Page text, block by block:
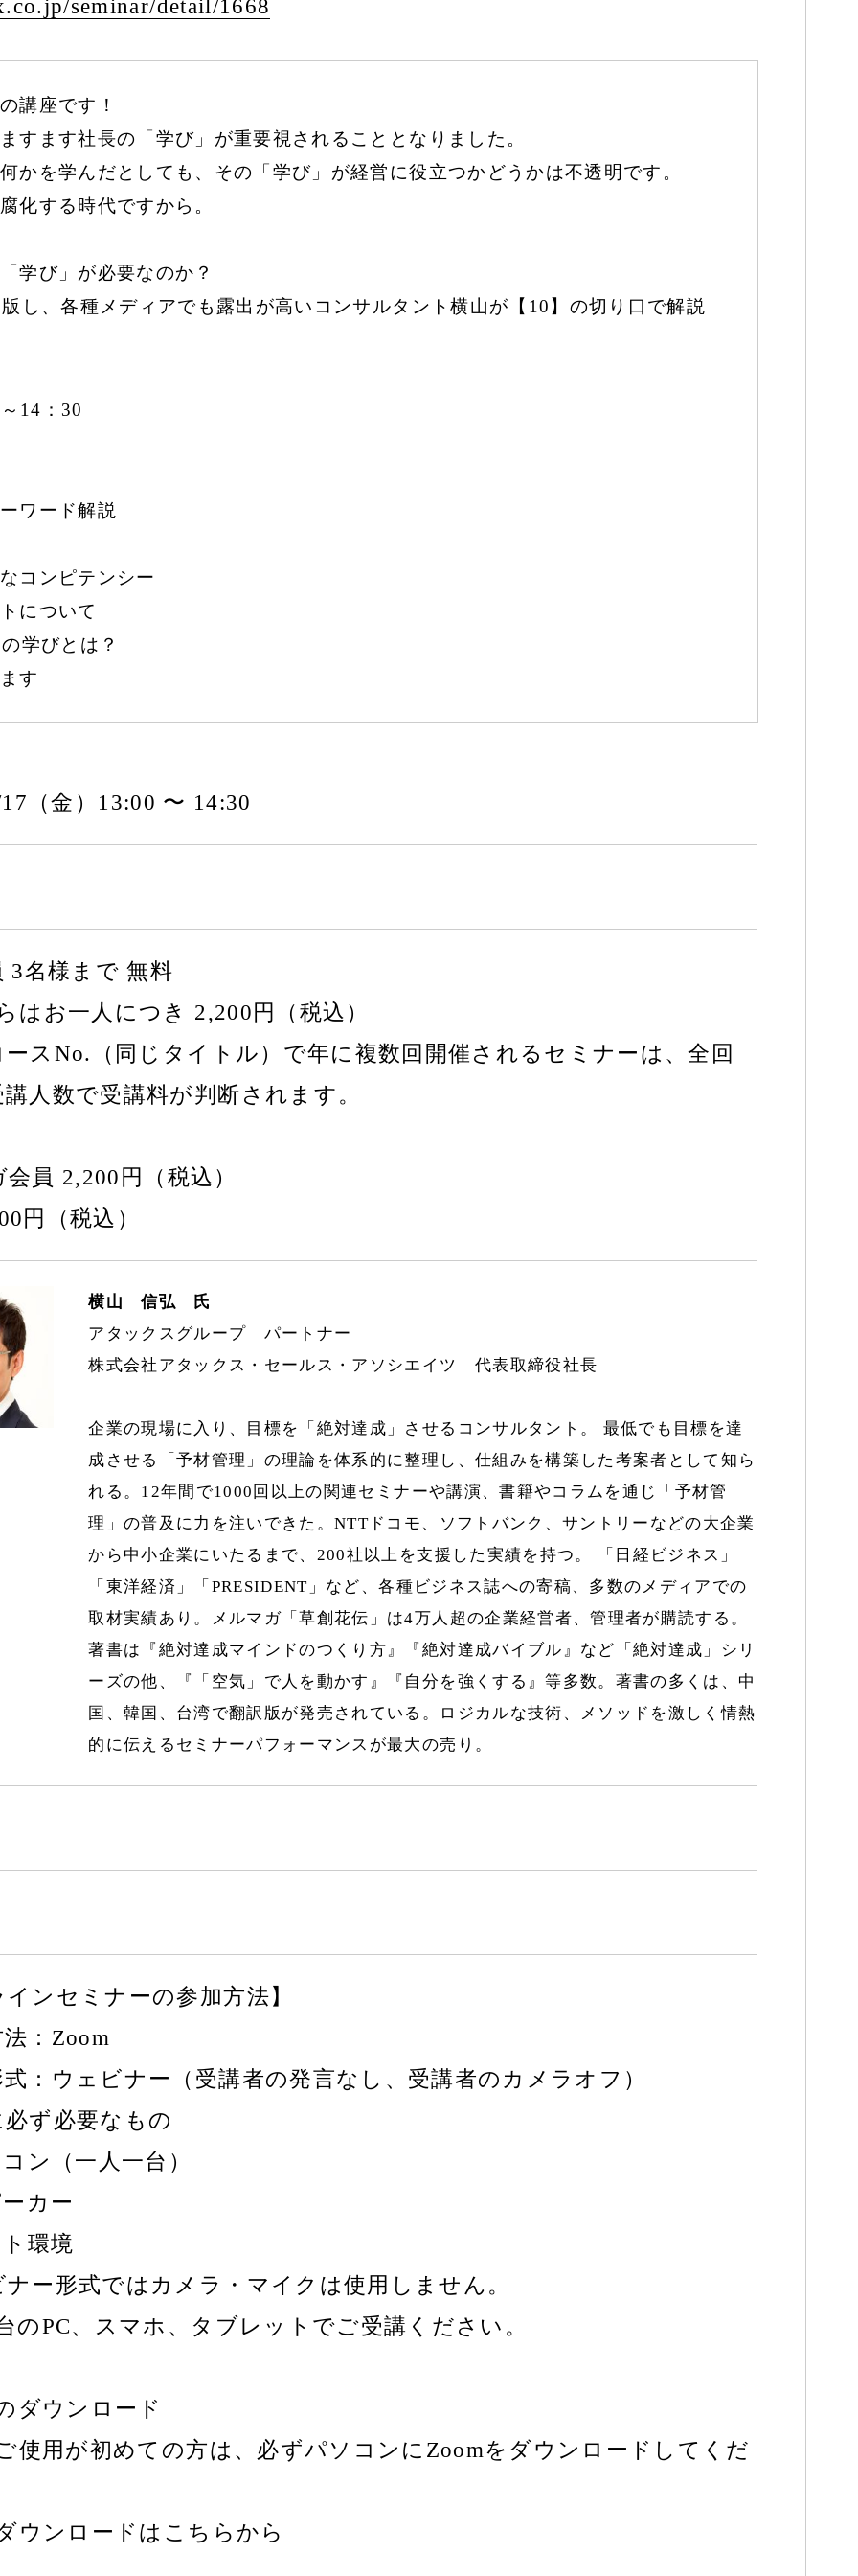
seminar/detail/1668
講座です！
すます社長の「学び」が重要視されることとなりました。
かを学んだとしても、その「学び」が経営に役立つかどうかは不透明です。
化する時代ですから。
学び」が必要なのか？
し、各種メディアでも露出が高いコンサルタント横山が【10】の切り口で解説
14：30
ワード解説
コンピテンシー
について
学びとは？
す
（金）13:00 〜 14:30
3名様まで 無料
はお一人につき 2,200円（税込）
スNo.（同じタイトル）で年に複数回開催されるセミナーは、全回
人数で受講料が判断されます。
員 2,200円（税込）
円（税込）
横山 信弘 氏
アタックスグループ パートナー
株式会社アタックス・セールス・アソシエイツ 代表取締役社長
企業の現場に入り、目標を「絶対達成」させるコンサルタント。 最低でも目標を達
成させる「予材管理」の理論を体系的に整理し、仕組みを構築した考案者として知ら
れる。12年間で1000回以上の関連セミナーや講演、書籍やコラムを通じ「予材管
理」の普及に力を注いできた。NTTドコモ、ソフトバンク、サントリーなどの大企業
から中小企業にいたるまで、200社以上を支援した実績を持つ。 「日経ビジネス」
「東洋経済」「PRESIDENT」など、各種ビジネス誌への寄稿、多数のメディアでの
取材実績あり。メルマガ「草創花伝」は4万人超の企業経営者、管理者が購読する。
著書は『絶対達成マインドのつくり方』『絶対達成バイブル』など「絶対達成」シリ
ーズの他、『「空気」で人を動かす』『自分を強くする』等多数。著書の多くは、中
国、韓国、台湾で翻訳版が発売されている。ロジカルな技術、メソッドを激しく情熱
的に伝えるセミナーパフォーマンスが最大の売り。
ンセミナーの参加方法】
：Zoom
：ウェビナー（受講者の発言なし、受講者のカメラオフ）
ず必要なもの
ン（一人一台）
カー
環境
ー形式ではカメラ・マイクは使用しません。
のPC、スマホ、タブレットでご受講ください。
ダウンロード
使用が初めての方は、必ずパソコンにZoomをダウンロードしてくだ
ウンロードはこちらから